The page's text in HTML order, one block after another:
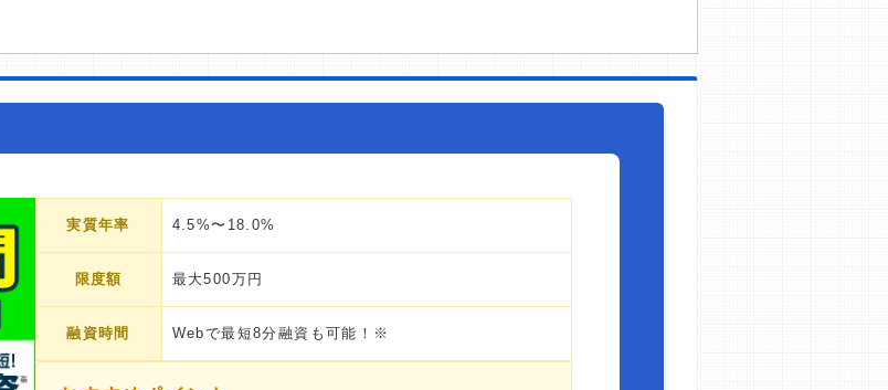
実質年率 4.5%〜18.0%
限度額 最大500万円
融資時間 Webで最短8分融資も可能！※